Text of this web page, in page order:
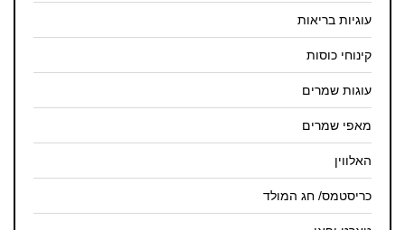
עוגיות בריאות
קינוחי כוסות
עוגות שמרים
מאפי שמרים
האלווין
כריסטמס/ חג המולד